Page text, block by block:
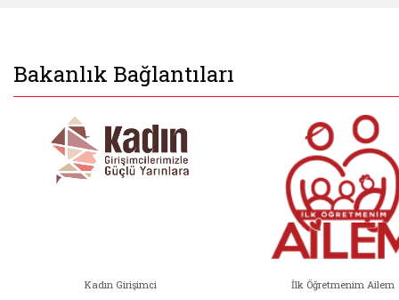
Bakanlık Bağlantıları
Kadın Girişimci İlk Öğretmenim Ailem